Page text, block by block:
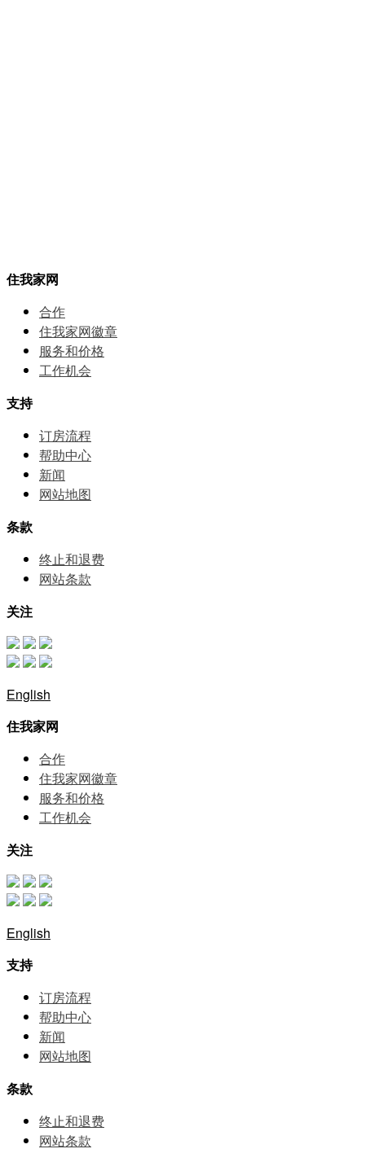
住我家网
合作
住我家网徽章
服务和价格
⼯作机会
支持
订房流程
帮助中⼼
新闻
网站地图
条款
终止和退费
网站条款
关注
English
住我家网
合作
住我家网徽章
服务和价格
⼯作机会
关注
English
支持
订房流程
帮助中⼼
新闻
网站地图
条款
终止和退费
网站条款